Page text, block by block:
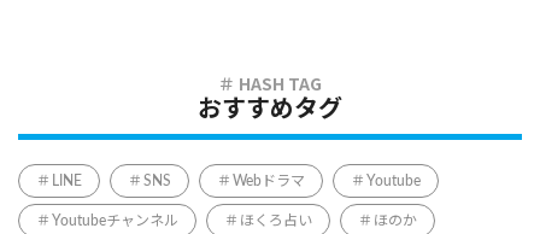
おすすめタグ
LINE SNS Webドラマ Youtube
Youtubeチャンネル ほくろ占い ほのか